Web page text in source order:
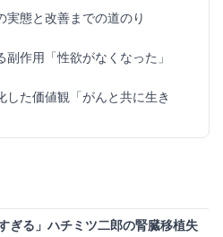
実態と改善までの道のり
作用「性欲がなくなった」
した価値観「がんと共に生き
ぎる」ハチミツ二郎の腎臓移植失